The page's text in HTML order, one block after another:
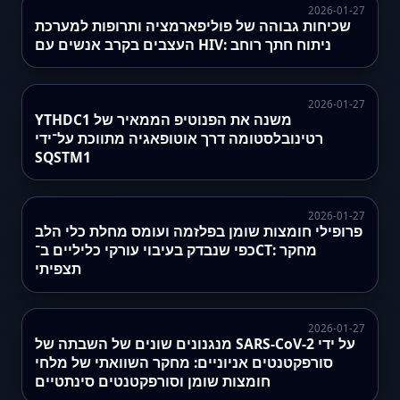
2026-01-27
שכיחות גבוהה של פוליפארמציה ותרופות למערכת
העצבים בקרב אנשים עם HIV: ניתוח חתך רוחב
2026-01-27
YTHDC1 משנה את הפנוטיפ הממאיר של
רטינובלסטומה דרך אוטופאגיה מתווכת על־ידי
SQSTM1
2026-01-27
פרופילי חומצות שומן בפלזמה ועומס מחלת כלי הלב
כפי שנבדק בעיבוי עורקי כליליים ב־CT: מחקר
תצפיתי
2026-01-27
מנגנונים שונים של השבתה של SARS-CoV-2 על ידי
סורפקטנטים אניוניים: מחקר השוואתי של מלחי
חומצות שומן וסורפקטנטים סינתטיים